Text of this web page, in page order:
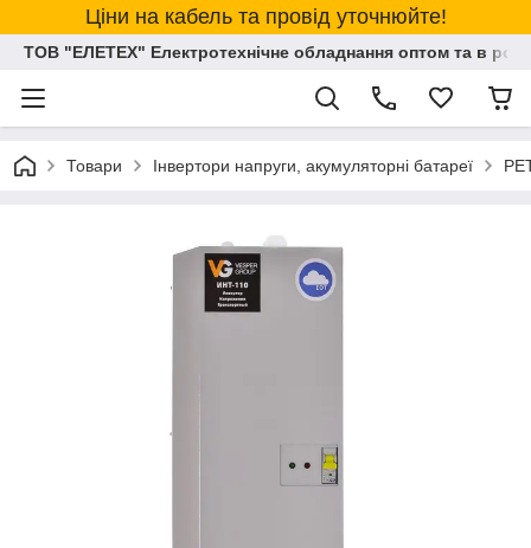
Ціни на кабель та провід уточнюйте!
ТОВ "ЕЛЕТЕХ" Електротехнічне обладнання оптом та в
Товари Інвертори напруги, акумуляторні батареї